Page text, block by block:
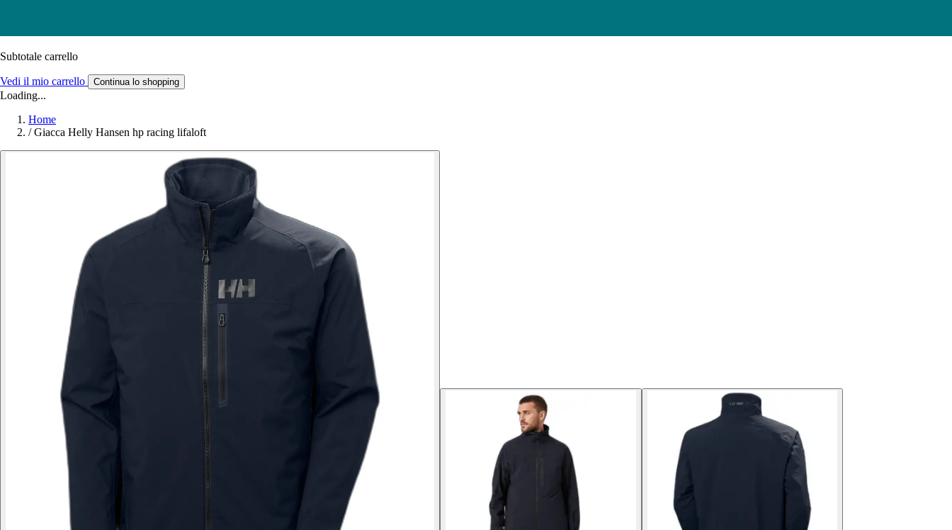
Subtotale carrello
Vedi il mio carrello Continua lo shopping
Loading...
Home
/ Giacca Helly Hansen hp racing lifaloft